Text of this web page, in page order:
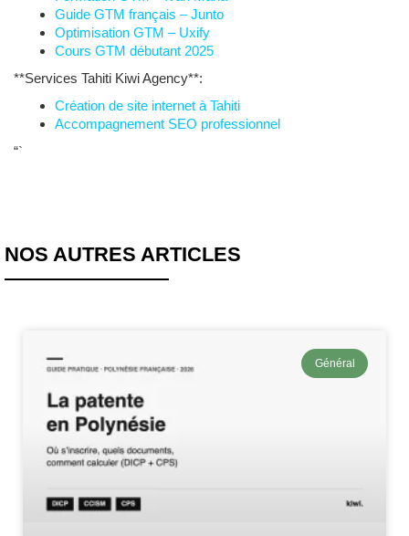
Guide GTM français – Junto
Optimisation GTM – Uxify
Cours GTM débutant 2025
**Services Tahiti Kiwi Agency**:
Création de site internet à Tahiti
Accompagnement SEO professionnel
“`
NOS AUTRES ARTICLES
Général